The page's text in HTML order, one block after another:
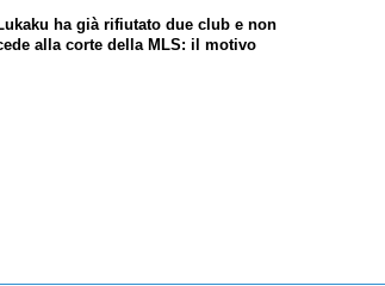
ha già rifiutato due club e non
alla corte della MLS: il motivo